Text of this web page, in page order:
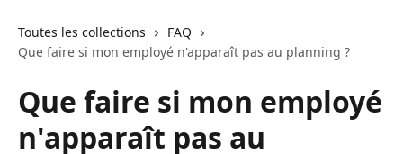
Toutes les collections
FAQ
Que faire si mon employé n'apparaît pas au planning ?
Que faire si mon employé
n'apparaît pas au